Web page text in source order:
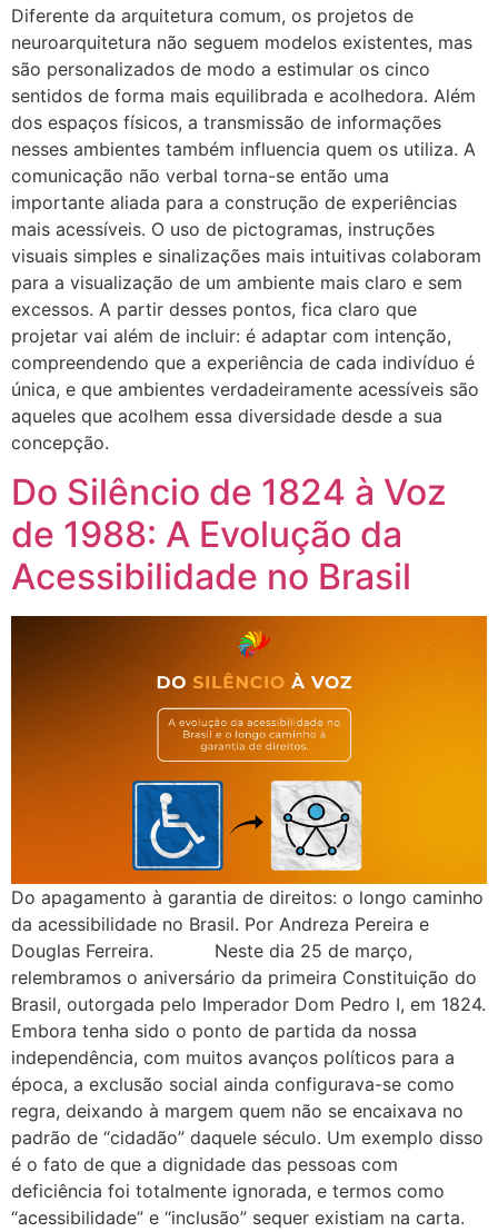
Diferente da arquitetura comum, os projetos de
neuroarquitetura não seguem modelos existentes, mas
são personalizados de modo a estimular os cinco
sentidos de forma mais equilibrada e acolhedora. Além
dos espaços físicos, a transmissão de informações
nesses ambientes também influencia quem os utiliza. A
comunicação não verbal torna-se então uma
importante aliada para a construção de experiências
mais acessíveis. O uso de pictogramas, instruções
visuais simples e sinalizações mais intuitivas colaboram
para a visualização de um ambiente mais claro e sem
excessos. A partir desses pontos, fica claro que
projetar vai além de incluir: é adaptar com intenção,
compreendendo que a experiência de cada indivíduo é
única, e que ambientes verdadeiramente acessíveis são
aqueles que acolhem essa diversidade desde a sua
concepção.
Do Silêncio de 1824 à Voz
de 1988: A Evolução da
Acessibilidade no Brasil
Do apagamento à garantia de direitos: o longo caminho
da acessibilidade no Brasil. Por Andreza Pereira e
Douglas Ferreira. Neste dia 25 de março,
relembramos o aniversário da primeira Constituição do
Brasil, outorgada pelo Imperador Dom Pedro I, em 1824.
Embora tenha sido o ponto de partida da nossa
independência, com muitos avanços políticos para a
época, a exclusão social ainda configurava-se como
regra, deixando à margem quem não se encaixava no
padrão de “cidadão” daquele século. Um exemplo disso
é o fato de que a dignidade das pessoas com
deficiência foi totalmente ignorada, e termos como
“acessibilidade” e “inclusão” sequer existiam na carta.